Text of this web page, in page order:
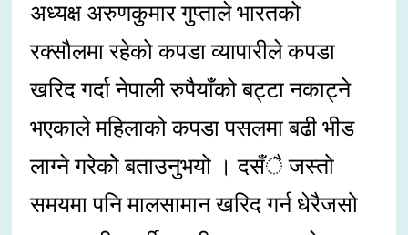
अध्यक्ष अरुणकुमार गुप्ताले भारतको
रक्सौलमा रहेको कपडा व्यापारीले कपडा
खरिद गर्दा नेपाली रुपैयाँको बट्टा नकाट्ने
भएकाले महिलाको कपडा पसलमा बढी भीड
लाग्ने गरेकोे बताउनुभयो । दसँै जस्तो
समयमा पनि मालसामान खरिद गर्न धेरैजसो